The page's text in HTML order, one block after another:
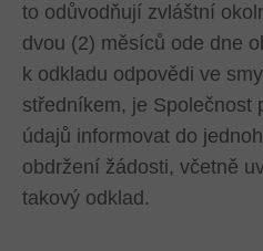
to odůvodňují zvláštní
dvou (2) měsíců ode dne
k odkladu odpovědi ve
středníkem, je Společnost
údajů informovat do
obdržení žádosti, včetně
takový odklad.